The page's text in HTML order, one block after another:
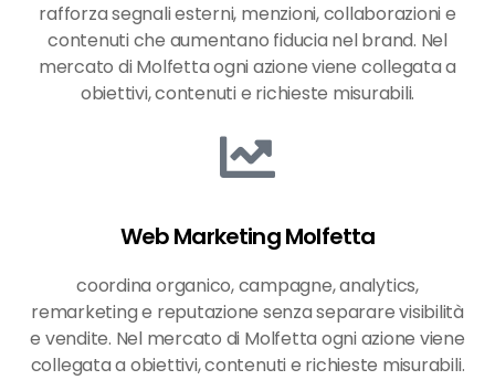
rafforza segnali esterni, menzioni, collaborazioni e
contenuti che aumentano fiducia nel brand. Nel
mercato di Molfetta ogni azione viene collegata a
obiettivi, contenuti e richieste misurabili.
Web Marketing Molfetta
coordina organico, campagne, analytics,
remarketing e reputazione senza separare visibilità
e vendite. Nel mercato di Molfetta ogni azione viene
collegata a obiettivi, contenuti e richieste misurabili.